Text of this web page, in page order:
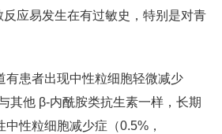
反应易发生在有过敏史，特别是对青
有患者出现中性粒细胞轻微减少
其他 β-内酰胺类抗生素一样，长期
性粒细胞减少症（0.5%，